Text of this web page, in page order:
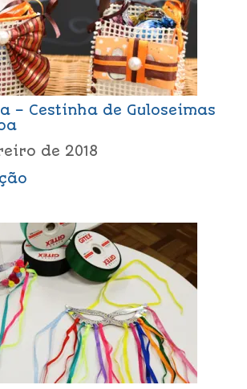
– Cestinha de Guloseimas
de 2018